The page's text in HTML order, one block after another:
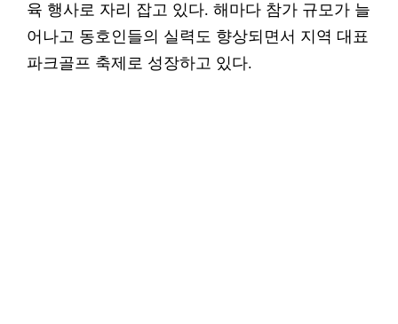
육 행사로 자리 잡고 있다. 해마다 참가 규모가 늘
어나고 동호인들의 실력도 향상되면서 지역 대표
파크골프 축제로 성장하고 있다.